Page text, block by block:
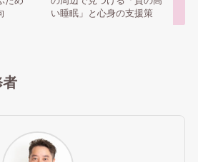
い睡眠」と心身の支援策
者